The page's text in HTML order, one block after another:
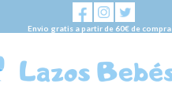
Envio gratis a partir de 60€ de compra